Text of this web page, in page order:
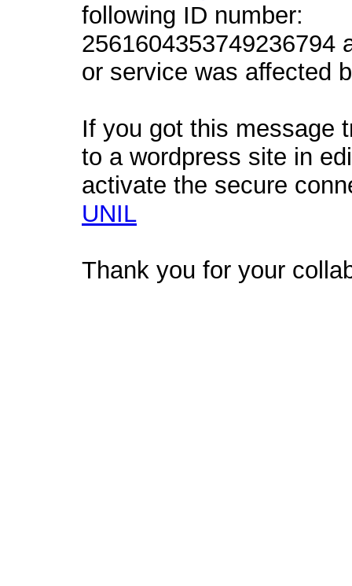
following ID number:
2561604353749236794
or service was affected
If you got this message
to a wordpress site in
activate the secure
UNIL
Thank you for your